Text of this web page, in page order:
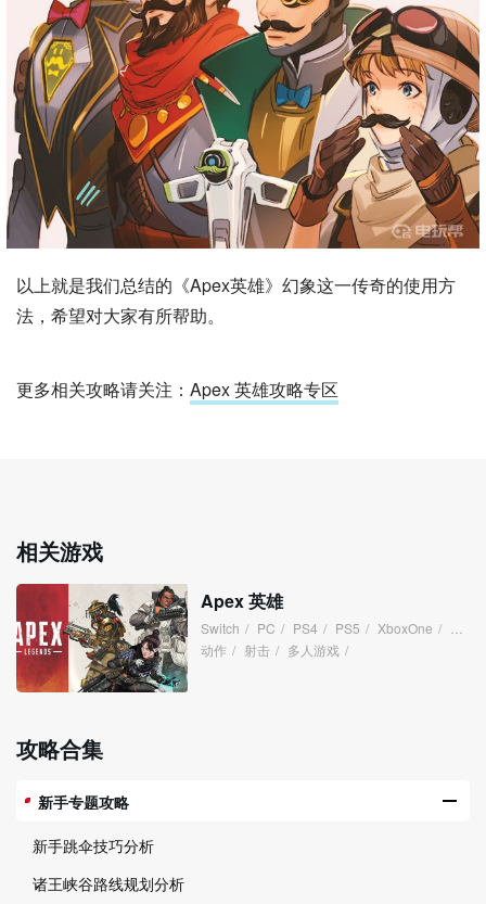
以上就是我们总结的《Apex英雄》幻象这一传奇的使用方
法，希望对大家有所帮助。
更多相关攻略请关注： Apex 英雄攻略专区
相关游戏
Apex 英雄
Switch / PC / PS4 / PS5 / XboxOne /
动作 / 射击 / 多人游戏 /
攻略合集
新手专题攻略
新手跳伞技巧分析
诸王峡谷路线规划分析